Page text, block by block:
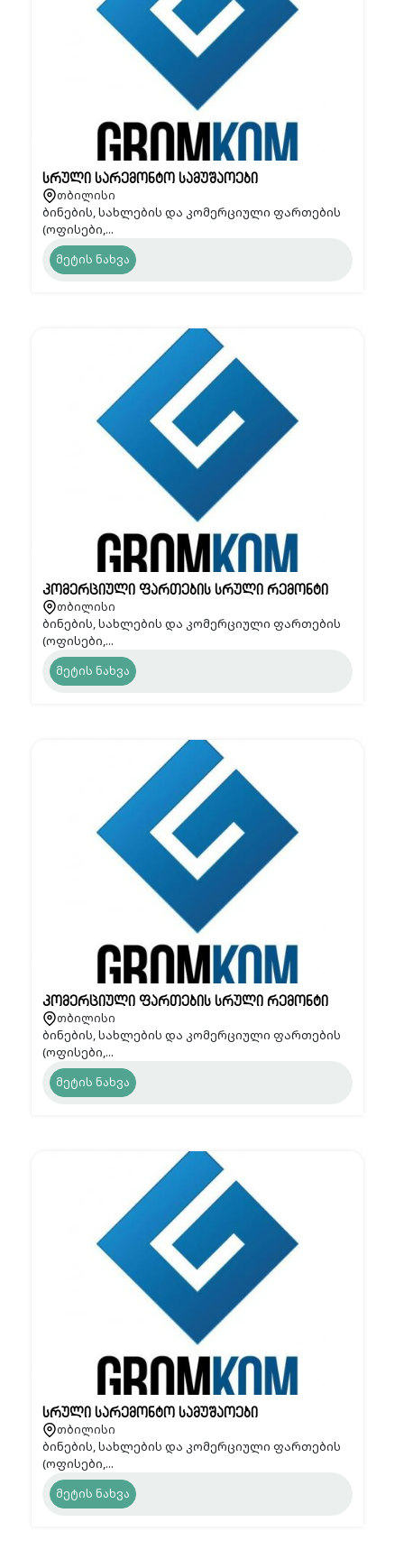
სრული სარემონტო სამუშაოები
თბილისი
ბინების, სახლების და კომერციული ფართების
(ოფისები,...
მეტის ნახვა
კომერციული ფართების სრული რემონტი
თბილისი
ბინების, სახლების და კომერციული ფართების
(ოფისები,...
მეტის ნახვა
კომერციული ფართების სრული რემონტი
თბილისი
ბინების, სახლების და კომერციული ფართების
(ოფისები,...
მეტის ნახვა
სრული სარემონტო სამუშაოები
თბილისი
ბინების, სახლების და კომერციული ფართების
(ოფისები,...
მეტის ნახვა